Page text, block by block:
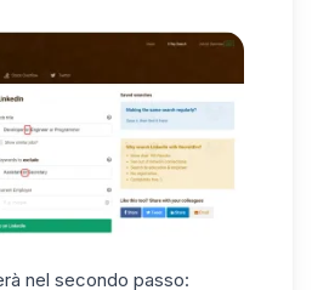
nel secondo passo: